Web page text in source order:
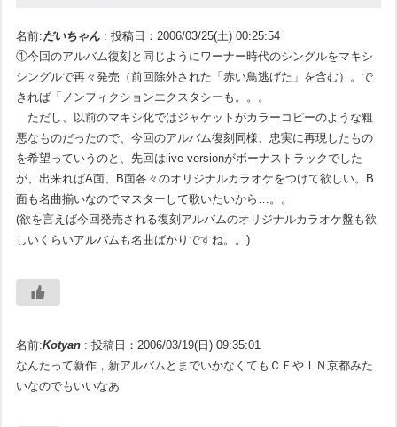
名前: だいちゃん : 投稿日：2006/03/25(土) 00:25:54
①今回のアルバム復刻と同じようにワーナー時代のシングルをマキシ
シングルで再々発売（前回除外された「赤い鳥逃げた」を含む）。で
きれば「ノンフィクションエクスタシーも。。。
ただし、以前のマキシ化ではジャケットがカラーコピーのような粗
悪なものだったので、今回のアルバム復刻同様、忠実に再現したもの
を希望っていうのと、先回はlive versionがボーナストラックでした
が、出来ればA面、B面各々のオリジナルカラオケをつけて欲しい。B
面も名曲揃いなのでマスターして歌いたいから…。。
(欲を言えば今回発売される復刻アルバムのオリジナルカラオケ盤も欲
しいくらいアルバムも名曲ばかりですね。。)
名前:Kotyan : 投稿日：2006/03/19(日) 09:35:01
なんたって新作，新アルバムとまでいかなくてもＣＦやＩＮ京都みた
いなのでもいいなあ